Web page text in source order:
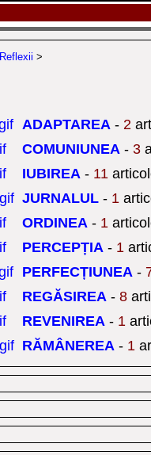
Reflexii >
ADAPTAREA - 2
COMUNIUNEA - 3
IUBIREA - 11
JURNALUL - 1
ORDINEA - 1
PERCEPȚIA - 1
PERFECȚIUNEA -
REGĂSIREA - 8
REVENIREA - 1
RĂMÂNEREA - 1